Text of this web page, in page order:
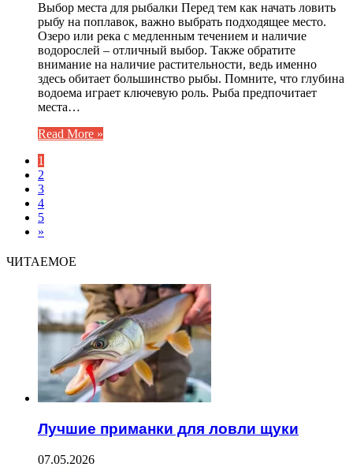
Выбор места для рыбалки Перед тем как начать ловить
рыбу на поплавок, важно выбрать подходящее место.
Озеро или река с медленным течением и наличие
водорослей – отличный выбор. Также обратите
внимание на наличие растительности, ведь именно
здесь обитает большинство рыбы. Помните, что глубина
водоема играет ключевую роль. Рыба предпочитает
места…
Read More »
1
2
3
4
5
»
ЧИТАЕМОЕ
Лучшие приманки для ловли щуки
07.05.2026